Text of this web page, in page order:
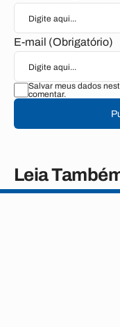
E-mail (Obrigatório)
Salvar meus dados
comentar.
Leia